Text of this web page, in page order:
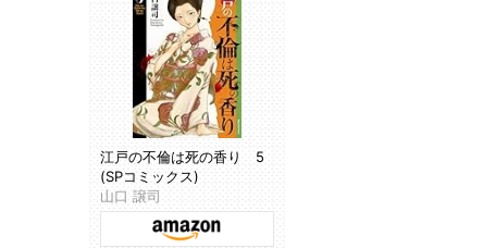
江戸の不倫は死の香り 5
(SPコミックス)
山口 譲司